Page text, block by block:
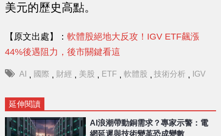
美元的歷史高點。
【原文出處】： 軟體股絕地大反攻！IGV ETF飆漲
44%後遇阻力，後市關鍵看這
AI , 國際 , 財經 , 美股 , ETF , 軟體股 , 技術分析 , IGV
延伸閱讀
AI浪潮帶動銅需求？專家示警：電
網延遲與技術變革恐成變數